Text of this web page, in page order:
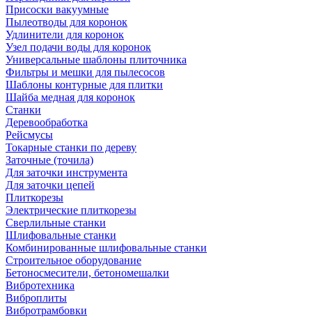
Присоски вакуумные
Пылеотводы для коронок
Удлинители для коронок
Узел подачи воды для коронок
Универсальные шаблоны плиточника
Фильтры и мешки для пылесосов
Шаблоны контурные для плитки
Шайба медная для коронок
Станки
Деревообработка
Рейсмусы
Токарные станки по дереву
Заточные (точила)
Для заточки инструмента
Для заточки цепей
Плиткорезы
Электрические плиткорезы
Сверлильные станки
Шлифовальные станки
Комбинированные шлифовальные станки
Строительное оборудование
Бетоносмесители, бетономешалки
Вибротехника
Виброплиты
Вибротрамбовки